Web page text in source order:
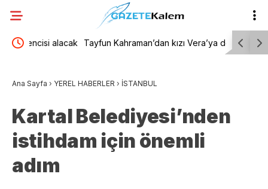
Tayfun Kahraman’dan kızı Vera’ya doğum günü Bülent
Ana Sayfa › YEREL HABERLER › İSTANBUL
Kartal Belediyesi’nden
istihdam için önemli
adım